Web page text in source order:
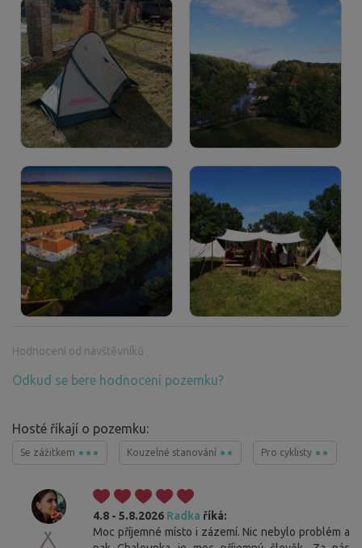
Hodnocení od návštěvníků
Odkud se bere hodnocení pozemku?
Hosté říkají o pozemku:
Se zážitkem Kouzelné stanování Pro cyklisty
4.8 - 5.8.2026 Radka říká:
Moc příjemné místo i zázemí. Nic nebylo problém a